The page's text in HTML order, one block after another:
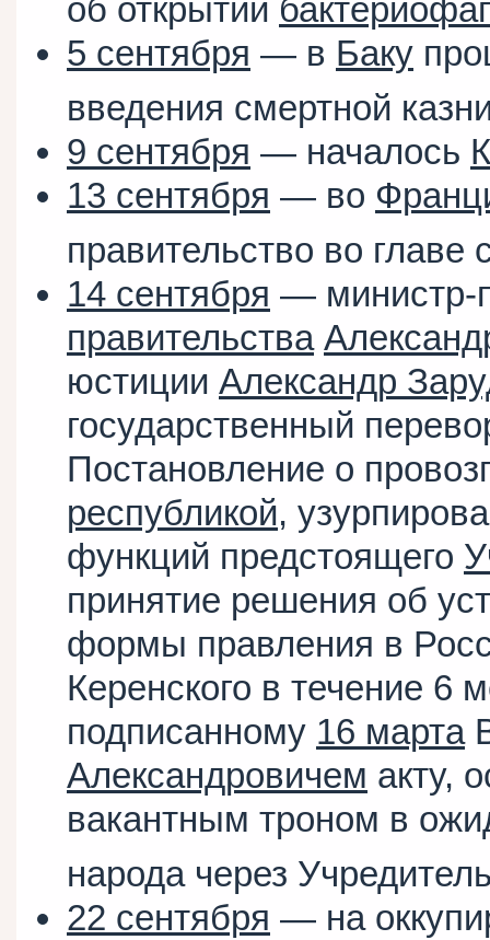
об открытии
5 сентября — в Баку
введения смертной
9 сентября — началось
13 сентября — во
правительство во главе
14 сентября — министр-
правительства
юстиции Александр
государственный
Постановление о
республикой,
функций предстоящего
принятие решения об
формы правления в
Керенского в течение 6
подписанному 16 марта
Александровичем акту,
вакантным троном в
народа через
22 сентября — на